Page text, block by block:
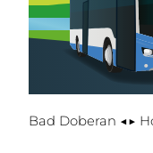
Bad Doberan ◀▶